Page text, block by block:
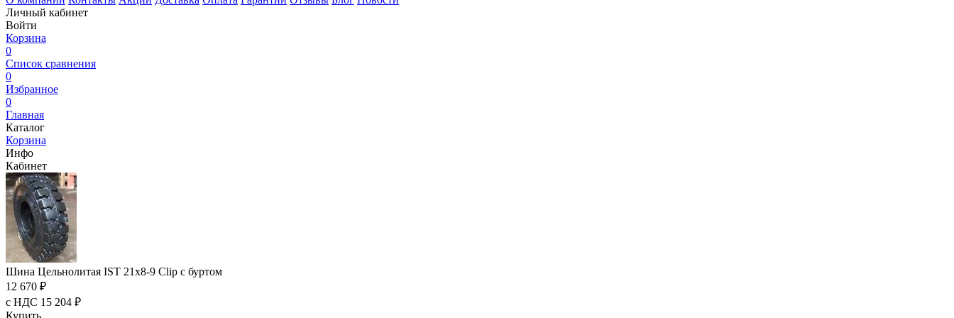
Личный кабинет
Войти
Корзина
0
Список сравнения
0
Избранное
0
Главная
Каталог
Корзина
Инфо
Кабинет
Шина Цельнолитая IST 21x8-9 Clip с буртом
12 670 ₽
с НДС 15 204 ₽
Купить